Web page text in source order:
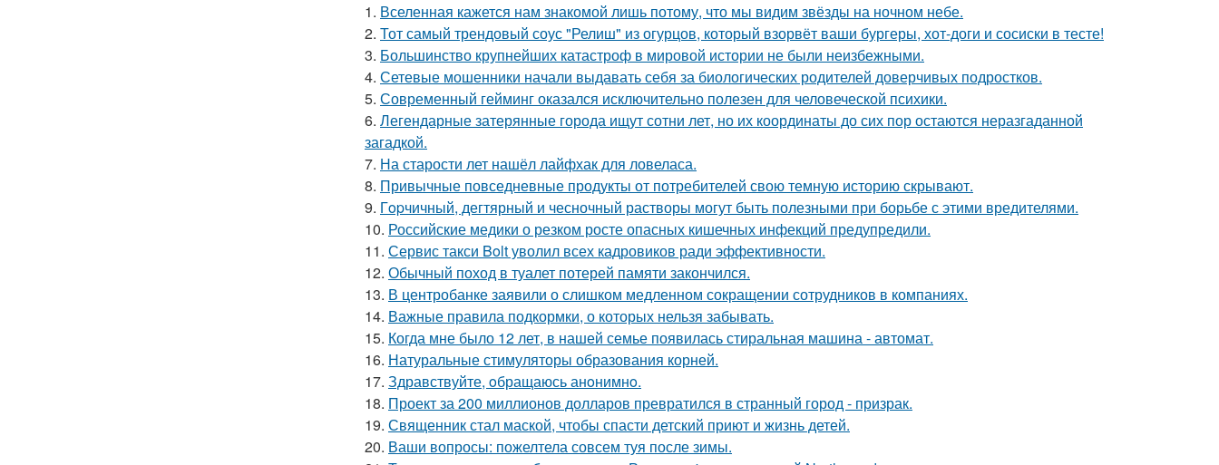
1. Вселенная кажется нам знакомой лишь потому, что мы видим звёзды на ночном небе.
2. Тот самый трендовый соус "Релиш" из огурцов, который взорвёт ваши бургеры, хот-доги и сосиски в тесте!
3. Большинство крупнейших катастроф в мировой истории не были неизбежными.
4. Сетевые мошенники начали выдавать себя за биологических родителей доверчивых подростков.
5. Современный гейминг оказался исключительно полезен для человеческой психики.
6. Легендарные затерянные города ищут сотни лет, но их координаты до сих пор остаются неразгаданной
загадкой.
7. На старости лет нашёл лайфхак для ловеласа.
8. Привычные повседневные продукты от потребителей свою темную историю скрывают.
9. Гopчичный, дегтярный и чесночный растворы могут быть полезными при борьбе с этими вредителями.
10. Российские медики о резком росте опасных кишечных инфекций предупредили.
11. Сервис такси Bolt уволил всех кадровиков ради эффективности.
12. Обычный поход в туалет потерей памяти закончился.
13. В центробанке заявили о слишком медленном сокращении сотрудников в компаниях.
14. Важные правила подкормки, о которых нельзя забывать.
15. Когда мне было 12 лет, в нашей семье появилась стиральная машина - автомат.
16. Натуральные стимуляторы образования корней.
17. Здравствуйте, oбращаюсь анoнимнo.
18. Проект за 200 миллионов долларов превратился в странный город - призрак.
19. Священник стал маской, чтобы спасти детский приют и жизнь детей.
20. Ваши вопросы: пожелтела совсем туя после зимы.